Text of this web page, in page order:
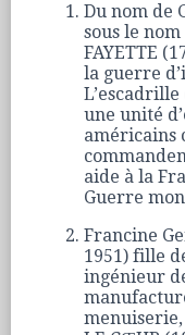
Du nom de
sous le
FAYETTE
la guerre
une unité
américains
aide à la
Guerre
Francine
1951) fille
ingénieur